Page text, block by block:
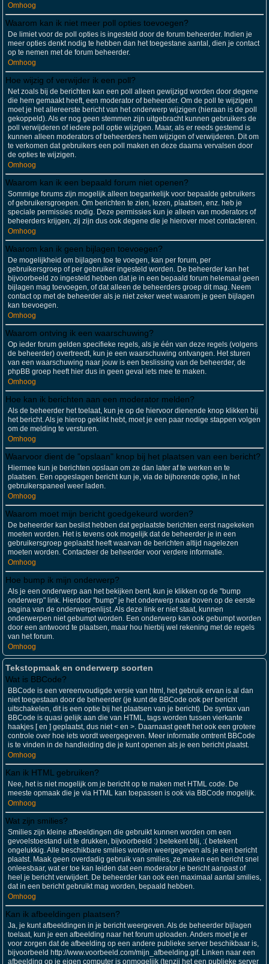
Omhoog
Waarom kan ik niet meer poll opties toevoegen?
De limiet voor de poll opties is ingesteld door de forum beheerder. Indien je
meer opties denkt nodig te hebben dan het toegestane aantal, dien je contact
op te nemen met de forum beheerder.
Omhoog
Hoe wijzig of verwijder ik een poll?
Net zoals bij de berichten kan een poll alleen gewijzigd worden door degene
die hem gemaakt heeft, een moderator of beheerder. Om de poll te wijzigen
moet je het allereerste bericht van het onderwerp wijzigen (hieraan is de poll
gekoppeld). Als er nog geen stemmen zijn uitgebracht kunnen gebruikers de
poll verwijderen of iedere poll optie wijzigen. Maar, als er reeds gestemd is
kunnen alleen moderators of beheerders hem wijzigen of verwijderen. Dit om
te verkomen dat gebruikers een poll maken en deze daarna vervalsen door
de opties te wijzigen.
Omhoog
Waarom kan ik een bepaald forum niet openen?
Sommige forums zijn mogelijk alleen toegankelijk voor bepaalde gebruikers
of gebruikersgroepen. Om berichten te zien, lezen, plaatsen, enz. heb je
speciale permissies nodig. Deze permissies kun je alleen van moderators of
beheerders krijgen, zij zijn dus ook degene die je hierover moet contacteren.
Omhoog
Waarom kan ik geen bijlagen toevoegen?
De mogelijkheid om bijlagen toe te voegen, kan per forum, per
gebruikersgroep of per gebruiker ingesteld worden. De beheerder kan het
bijvoorbeeld zo ingesteld hebben dat je in een bepaald forum helemaal geen
bijlagen mag toevoegen, of dat alleen de beheerders groep dit mag. Neem
contact op met de beheerder als je niet zeker weet waarom je geen bijlagen
kan toevoegen.
Omhoog
Waarom ontving ik een waarschuwing?
Op ieder forum gelden specifieke regels, als je één van deze regels (volgens
de beheerder) overtreedt, kun je een waarschuwing ontvangen. Het sturen
van een waarschuwing naar jouw is een beslissing van de beheerder, de
phpBB groep heeft hier dus in geen geval iets mee te maken.
Omhoog
Hoe kan ik berichten aan een moderator melden?
Als de beheerder het toelaat, kun je op de hiervoor dienende knop klikken bij
het bericht. Als je hierop geklikt hebt, moet je een paar nodige stappen volgen
om de melding te versturen.
Omhoog
Waarvoor dient de "opslaan" knop bij het plaatsen van een bericht?
Hiermee kun je berichten opslaan om ze dan later af te werken en te
plaatsen. Een opgeslagen bericht kun je, via de bijhorende optie, in het
gebruikerspaneel weer laden.
Omhoog
Waarom moet mijn bericht goedgekeurd worden?
De beheerder kan beslist hebben dat geplaatste berichten eerst nagekeken
moeten worden. Het is tevens ook mogelijk dat de beheerder je in een
gebruikersgroep geplaatst heeft waarvan de berichten altijd nagelezen
moeten worden. Contacteer de beheerder voor verdere informatie.
Omhoog
Hoe bump ik mijn onderwerp?
Als je een onderwerp aan het bekijken bent, kun je klikken op de "bump
onderwerp" link. Hierdoor "bump" je het onderwerp naar boven op de eerste
pagina van de onderwerpenlijst. Als deze link er niet staat, kunnen
onderwerpen niet gebumpt worden. Een onderwerp kan ook gebumpt worden
door een antwoord te plaatsen, maar hou hierbij wel rekening met de regels
van het forum.
Omhoog
Tekstopmaak en onderwerp soorten
Wat is BBCode?
BBCode is een vereenvoudigde versie van html, het gebruik ervan is al dan
niet toegestaan door de beheerder (je kunt de BBCode ook per bericht
uitschakelen, dit is een optie bij het plaatsen van je bericht). De syntax van
BBCode is quasi gelijk aan die van HTML, tags worden tussen vierkante
haakjes [ en ] geplaatst, dus niet < en >. Daarnaast geeft het ook een grotere
controle over hoe iets wordt weergegeven. Meer informatie omtrent BBCode
is te vinden in de handleiding die je kunt openen als je een bericht plaatst.
Omhoog
Kan ik HTML gebruiken?
Nee, het is niet mogelijk om je bericht op te maken met HTML code. De
meeste opmaak die je via HTML kan toepassen is ook via BBCode mogelijk.
Omhoog
Wat zijn smilies?
Smilies zijn kleine afbeeldingen die gebruikt kunnen worden om een
gevoelstoestand uit te drukken, bijvoorbeeld :) betekent blij, :( betekent
ongelukkig. Alle beschikbare smilies worden weergegeven als je een bericht
plaatst. Maak geen overdadig gebruik van smilies, ze maken een bericht snel
onleesbaar, wat er toe kan leiden dat een moderator je bericht aanpast of
heel je bericht verwijdert. De beheerder kan ook een maximaal aantal smilies,
dat in een bericht gebruikt mag worden, bepaald hebben.
Omhoog
Kan ik afbeeldingen plaatsen?
Ja, je kunt afbeeldingen in je bericht weergeven. Als de beheerder bijlagen
toelaat, kun je een afbeelding naar het forum uploaden. Anders moet je er
voor zorgen dat de afbeelding op een andere publieke server beschikbaar is,
bijvoorbeeld http://www.voorbeeld.com/mijn_afbeelding.gif. Linken naar een
afbeelding op je eigen computer is onmogelijk (tenzij het een publieke server